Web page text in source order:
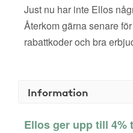
Just nu har inte Ellos
Återkom gärna senare
rabattkoder och bra
Information
Ellos ger upp till 4%